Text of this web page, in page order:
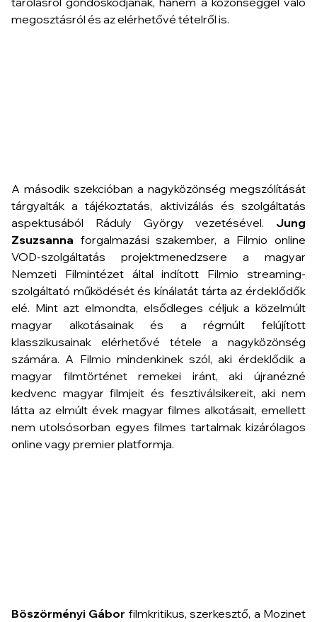
megosztásról és az elérhetővé tételről is.
A második szekcióban a nagyközönség megszólítását
tárgyalták a tájékoztatás, aktivizálás és szolgáltatás
aspektusából Ráduly György vezetésével. Jung
Zsuzsanna forgalmazási szakember, a Filmio online
VOD-szolgáltatás projektmenedzsere a magyar
Nemzeti Filmintézet által indított Filmio streaming-
szolgáltató működését és kínálatát tárta az érdeklődők
elé. Mint azt elmondta, elsődleges céljuk a közelmúlt
magyar alkotásainak és a régmúlt felújított
klasszikusainak elérhetővé tétele a nagyközönség
számára. A Filmio mindenkinek szól, aki érdeklődik a
magyar filmtörténet remekei iránt, aki újranézné
kedvenc magyar filmjeit és fesztiválsikereit, aki nem
látta az elmúlt évek magyar filmes alkotásait, emellett
nem utolsósorban egyes filmes tartalmak kizárólagos
online vagy premier platformja.
Böszörményi Gábor filmkritikus, szerkesztő, a Mozinet